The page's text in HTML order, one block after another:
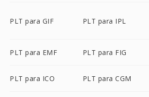
PLT para GIF PLT para IPL
PLT para EMF PLT para FIG
PLT para ICO PLT para CGM